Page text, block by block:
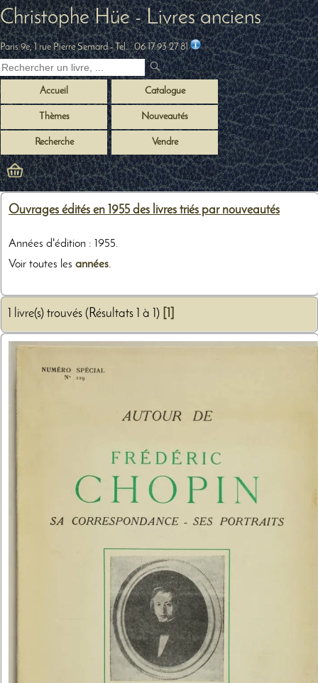
Christophe Hüe - Livres anciens
Paris 9e, 1 rue Pierre Semard- Tel. :06 17 93 27 81
Accueil Catalogue
Thèmes Nouveautés
Recherche Vendre
Ouvrages édités en 1955 des livres triés par nouveautés
Années d'édition : 1955.
Voir toutes les années.
1 livre(s) trouvés (Résultats 1 à 1)